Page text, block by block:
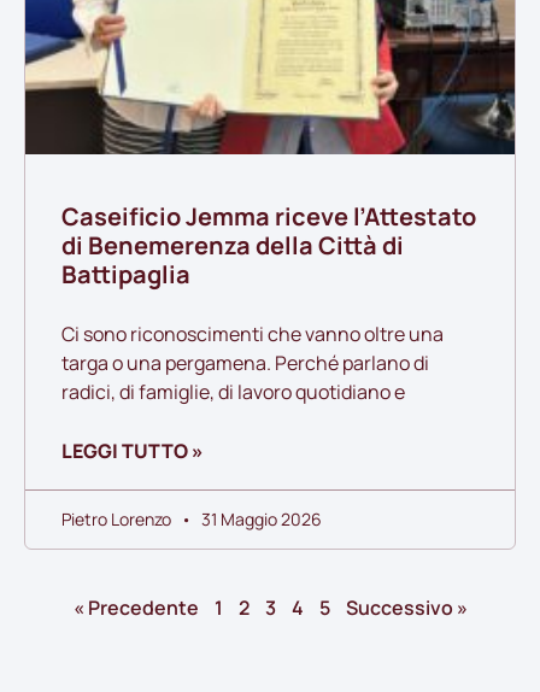
Caseificio Jemma riceve l’Attestato
di Benemerenza della Città di
Battipaglia
Ci sono riconoscimenti che vanno oltre una
targa o una pergamena. Perché parlano di
radici, di famiglie, di lavoro quotidiano e
LEGGI TUTTO »
Pietro Lorenzo 31 Maggio 2026
« Precedente 1 2 3 4 5 Successivo »